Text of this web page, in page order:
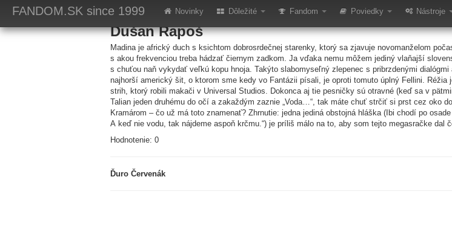
FANDOM.SK since 1999 Novinky Dôležité Fandom Poviedky Nástroje
Fontána pre Zuzanu III
Dušan Rapoš
Madina je africký duch s ksichtom dobrosrdečnej starenky, ktorý sa zjavuje novomanželom
s akou frekvenciou treba hádzať čiernym zadkom. Ja vďaka nemu môžem jediný vlaňajší
s chuťou naň vykydať veľkú kopu hnoja. Takýto slabomyseľný zlepenec s pribrzdenými
najhorší americký šit, o ktorom sme kedy vo Fantázii písali, je oproti tomuto úplný Fellini. Réžia
strih, ktorý robili makači v Universal Studios. Dokonca aj tie pesničky sú otravné (keď sa v
Talian jeden druhému do očí a zakaždým zaznie „Voda…“, tak máte chuť strčiť si prst cez oko
Kramárom – čo už má toto znamenať? Zhrnutie: jedna jediná obstojná hláška (Ibi chodí po
A keď nie vodu, tak nájdeme aspoň krčmu.“) je príliš málo na to, aby som tejto megasračke dal
Hodnotenie: 0
Ďuro Červenák